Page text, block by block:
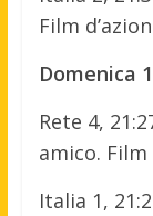
Film
Domenica
Rete 4,
amico.
Italia 1,